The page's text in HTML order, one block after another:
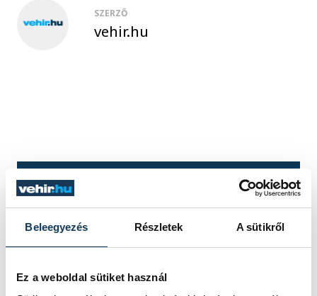
Beleegyezés Részletek A sütikről
Ez a weboldal sütiket használ
SZERZŐ
vehir.hu
TOVÁBBI CIKKEK
Tavaly karácsonykor
neked adtam a szívem